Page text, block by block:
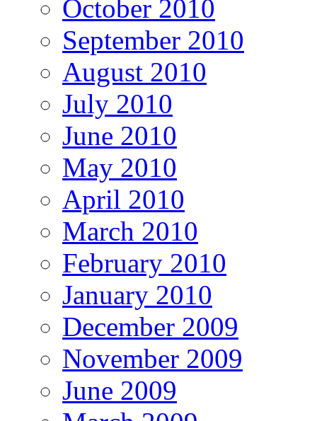
October 2010
September 2010
August 2010
July 2010
June 2010
May 2010
April 2010
March 2010
February 2010
January 2010
December 2009
November 2009
June 2009